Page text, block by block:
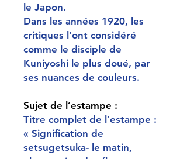
le Japon.
Dans les années 1920, les
critiques l’ont considéré
comme le disciple de
Kuniyoshi le plus doué, par
ses nuances de couleurs.
Sujet de l’estampe :
Titre complet de l’estampe :
« Signification de
setsugetsuka- le matin,